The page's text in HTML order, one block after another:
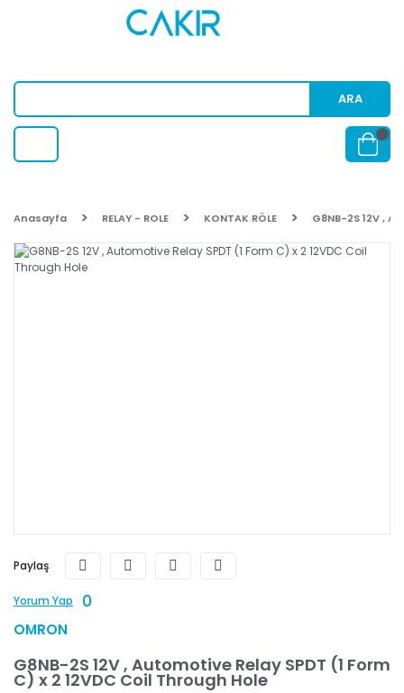
ARA
Anasayfa RELAY - ROLE KONTAK RÖLE G8NB-2S 12V ,
Paylaş
Yorum Yap 0
OMRON
G8NB-2S 12V , Automotive Relay SPDT (1 Form
C) x 2 12VDC Coil Through Hole